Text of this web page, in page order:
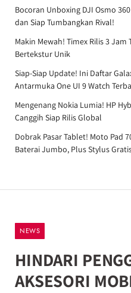
Bocoran Unboxing DJI Osmo
dan Siap Tumbangkan Rival!
Makin Mewah! Timex Rilis 3 Jam
Bertekstur Unik
Siap-Siap Update! Ini Daftar
Antarmuka One UI 9 Watch
Mengenang Nokia Lumia! HP
Canggih Siap Rilis Global
Dobrak Pasar Tablet! Moto Pad
Baterai Jumbo, Plus Stylus
NEWS
HINDARI
AKSESORI